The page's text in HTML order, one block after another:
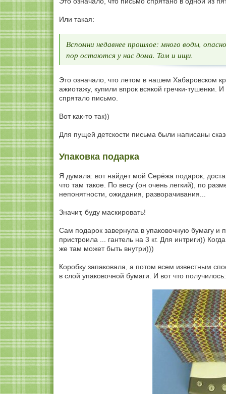
Или такая:
Вспомни недавнее прошлое: много воды,
пор остаются у нас дома. Там и ищи.
Это означало, что летом в нашем Хабаровском
ажиотажу, купили впрок всякой гречки-тушенки.
спрятало письмо.
Вот как-то так))
Для пущей детскости письма были написаны
Упаковка подарка
Я думала: вот найдет мой Серёжа подарок,
что там такое. По весу (он очень легкий), по
непонятности, ожидания, разворачивания...
Значит, буду маскировать!
Сам подарок завернула в упаковочную бумагу
пристроила ... гантель на 3 кг. Для интриги))
же там может быть внутри)))
Коробку запаковала, а потом всем известным
в слой упаковочной бумаги. И вот что получилось: